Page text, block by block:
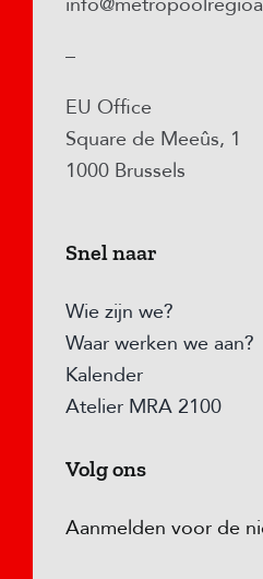
–
EU Office
Square de Meeûs, 1
1000 Brussels
Snel naar
Wie zijn we?
Waar werken we aan?
Kalender
Atelier MRA 2100
Volg ons
Aanmelden voor de